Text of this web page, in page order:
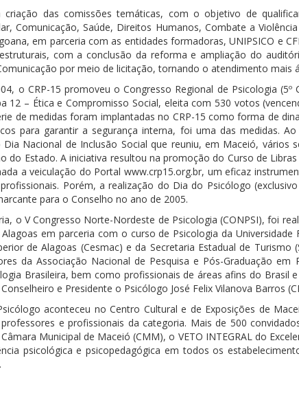
das comissões temáticas, com o objetivo de
Comunicação, Saúde, Direitos Humanos, Combate a
em parceria com as entidades formadoras, UNIPSICO e
com a conclusão da reforma e ampliação do
por meio de licitação, tornando o atendimento mais
o CRP-15 promoveu o Congresso Regional de Psicologia
12 – Ética e Compromisso Social, eleita com 530 votos
de medidas foram implantadas no CRP-15 como forma de
para garantir a segurança interna, foi uma das medidas.
Nacional de Inclusão Social que reuniu, em Maceió,
do Estado. A iniciativa resultou na promoção do Curso de
a veiculação do Portal www.crp15.org.br, um eficaz
Porém, a realização do Dia do Psicólogo
para o Conselho no ano de 2005.
o V Congresso Norte-Nordeste de Psicologia (CONPSI), foi
em parceria com o curso de Psicologia da
de Alagoas (Cesmac) e da Secretaria Estadual de
da Associação Nacional de Pesquisa e Pós-Graduação
Brasileira, bem como profissionais de áreas afins do
e Presidente o Psicólogo José Felix Vilanova Barros
aconteceu no Centro Cultural e de Exposições de
e profissionais da categoria. Mais de 500
Municipal de Maceió (CMM), o VETO INTEGRAL do
psicológica e psicopedagógica em todos os